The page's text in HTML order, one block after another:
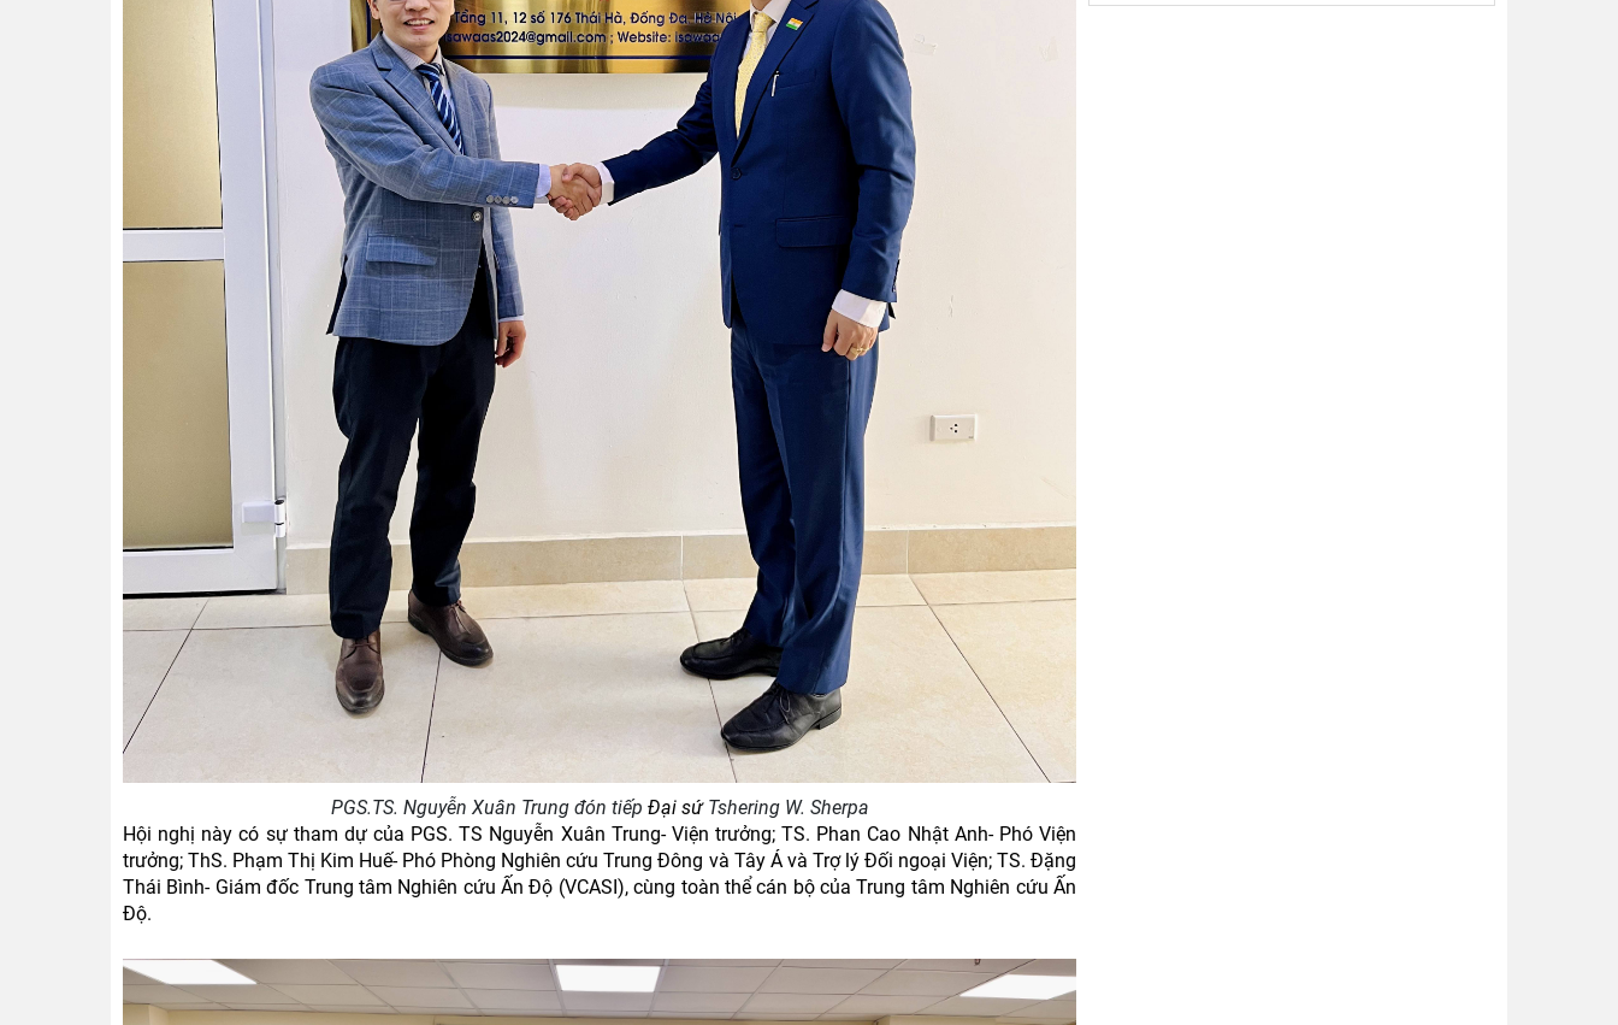
PGS.TS. Nguyễn Xuân Trung đón tiếp Đại sứ Tshering W. Sherpa
Hội nghị này có sự tham dự của PGS. TS Nguyễn Xuân Trung- Viện trưởng; TS. Phan Cao Nhật Anh- Phó Viện
trưởng; ThS. Phạm Thị Kim Huế- Phó Phòng Nghiên cứu Trung Đông và Tây Á và Trợ lý Đối ngoại Viện; TS. Đặng
Thái Bình- Giám đốc Trung tâm Nghiên cứu Ấn Độ (VCASI), cùng toàn thể cán bộ của Trung tâm Nghiên cứu Ấn
Độ.